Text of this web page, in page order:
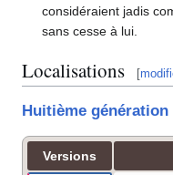
considéraient jadis
sans cesse à lui.
Localisations [
Huitième génération
Versions